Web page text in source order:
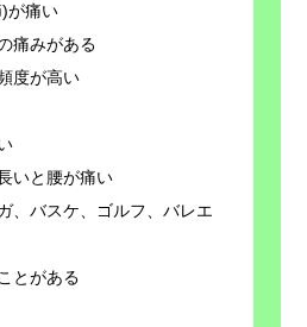
が痛い
痛みがある
度が高い
いと腰が痛い
、バスケ、ゴルフ、バレエ
とがある